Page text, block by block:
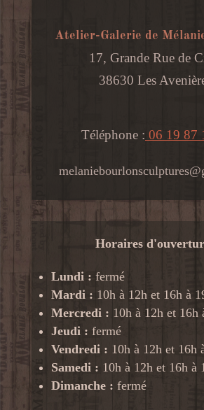
Atelier-Galerie de
17, Grande Rue de
38630 Les
Téléphone : 06 19 87
Horaires
Lundi : fermé
Mardi : 10h à 12h et 16h à
Mercredi : 10h à 12h et 16h
Jeudi : fermé
Vendredi : 10h à 12h et 16h
Samedi : 10h à 12h et 16h à
Dimanche : fermé